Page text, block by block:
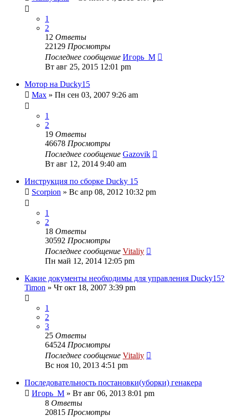
1
2
12 Ответы
22129 Просмотры
Последнее сообщение Игорь_М
Вт авг 25, 2015 12:01 pm
Мотор на Ducky15
Max » Пн сен 03, 2007 9:26 am
1
2
19 Ответы
46678 Просмотры
Последнее сообщение Gazovik
Вт авг 12, 2014 9:40 am
Инструкция по сборке Ducky 15
Scorpion » Вс апр 08, 2012 10:32 pm
1
2
18 Ответы
30592 Просмотры
Последнее сообщение Vitaliy
Пн май 12, 2014 12:05 pm
Какие документы необходимы для управления Ducky15?
Timon » Чт окт 18, 2007 3:39 pm
1
2
3
25 Ответы
64524 Просмотры
Последнее сообщение Vitaliy
Вс ноя 10, 2013 4:51 pm
Последовательность постановки(уборки) генакера
Игорь_М » Вт авг 06, 2013 8:01 pm
8 Ответы
20815 Просмотры